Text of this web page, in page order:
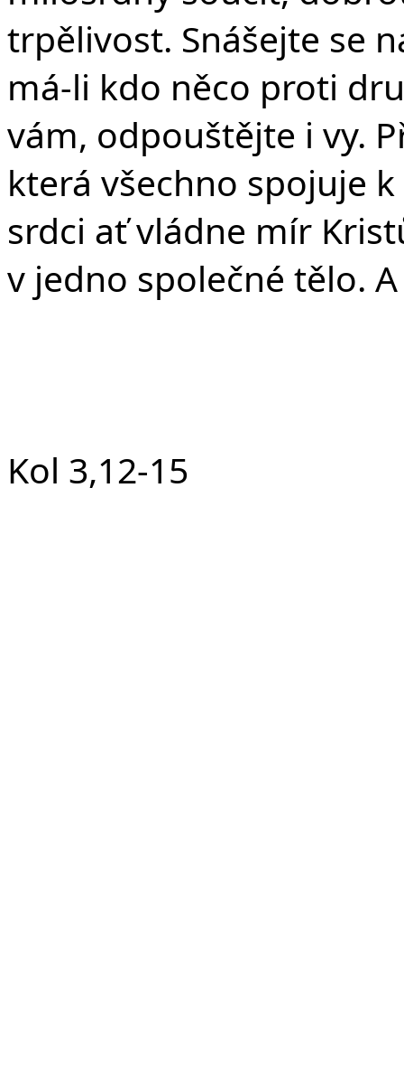
trpělivost. Snášejte se
má-li kdo něco proti
vám, odpouštějte i vy.
která všechno spojuje
srdci ať vládne mír
v jedno
Kol 3,12-15